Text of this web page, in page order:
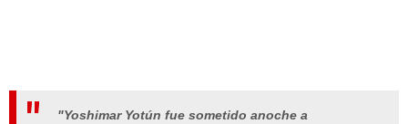
"Yoshimar Yotún fue sometido anoche a